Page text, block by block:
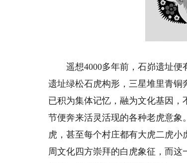
遥想4000多年前，石峁遗址便
遗址绿松石虎构形，三星堆里青
已积为集体记忆，融为文化基因
节便奔来活灵活现的各种老虎意
虎，甚至每个村庄都有大虎二虎
周文化四方崇拜的白虎象征，而这